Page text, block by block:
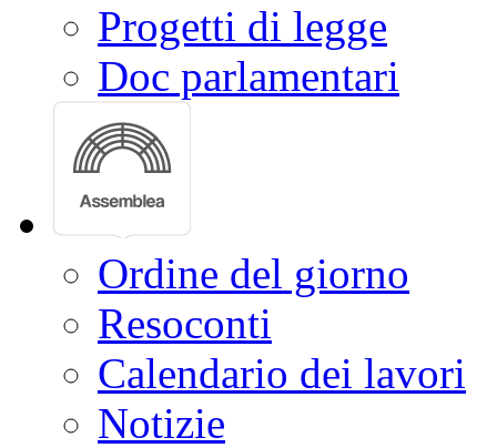
Progetti di legge
Doc parlamentari
Ordine del giorno
Resoconti
Calendario dei lavori
Notizie